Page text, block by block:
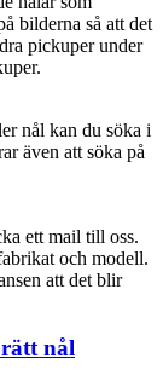
bilderna så att det
pickuper under
nål kan du söka i
även att söka på
ett mail till oss.
och modell.
att det blir
nål